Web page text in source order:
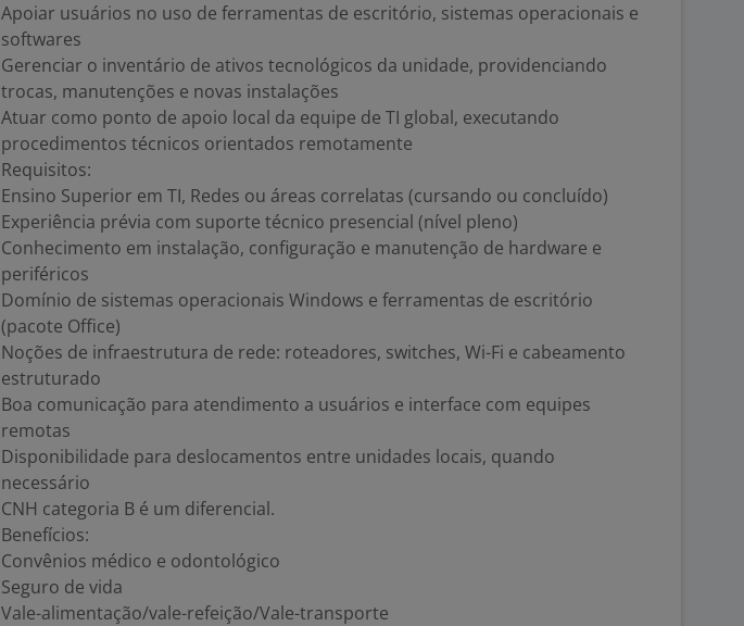
Apoiar usuários no uso de ferramentas de escritório, sistemas operacionais e
softwares
Gerenciar o inventário de ativos tecnológicos da unidade, providenciando
trocas, manutenções e novas instalações
Atuar como ponto de apoio local da equipe de TI global, executando
procedimentos técnicos orientados remotamente
Requisitos:
Ensino Superior em TI, Redes ou áreas correlatas (cursando ou concluído)
Experiência prévia com suporte técnico presencial (nível pleno)
Conhecimento em instalação, configuração e manutenção de hardware e
periféricos
Domínio de sistemas operacionais Windows e ferramentas de escritório
(pacote Office)
Noções de infraestrutura de rede: roteadores, switches, Wi-Fi e cabeamento
estruturado
Boa comunicação para atendimento a usuários e interface com equipes
remotas
Disponibilidade para deslocamentos entre unidades locais, quando
necessário
CNH categoria B é um diferencial.
Benefícios:
Convênios médico e odontológico
Seguro de vida
Vale-alimentação/vale-refeição/Vale-transporte